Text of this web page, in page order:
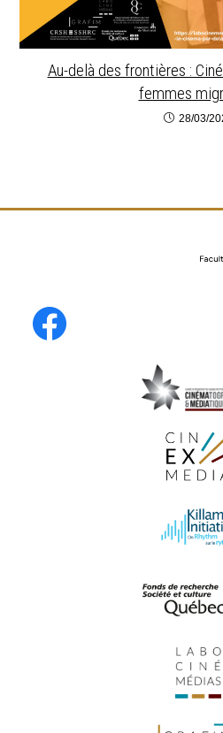
Au-delà des frontières :
femmes
28/03/